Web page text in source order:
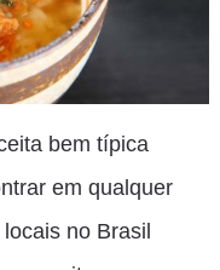
bem típica
em qualquer
no Brasil